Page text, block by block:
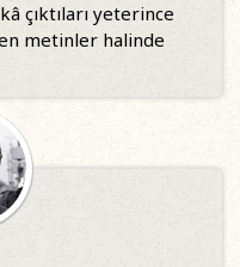
çıktıları yeterince
metinler halinde